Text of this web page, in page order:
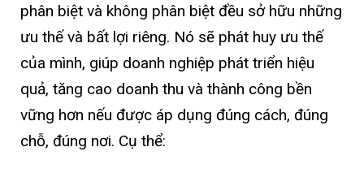
phân biệt và không phân biệt đều sở hữu những
ưu thế và bất lợi riêng. Nó sẽ phát huy ưu thế
của mình, giúp doanh nghiệp phát triển hiệu
quả, tăng cao doanh thu và thành công bền
vững hơn nếu được áp dụng đúng cách, đúng
chỗ, đúng nơi. Cụ thể: